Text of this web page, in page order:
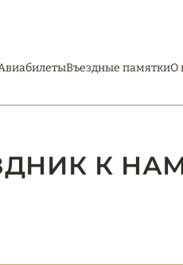
Въездные памяткиО
К